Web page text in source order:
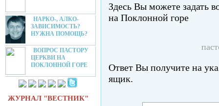
НАРКО-, АЛКО-
ЗАВИСИМОСТЬ?
НУЖНА ПОМОЩЬ?
ВОПРОС ПАСТОРУ
ЦЕРКВИ НА
ПОКЛОННОЙ ГОРЕ
ЖУРНАЛ "ВЕСТНИК"
Здесь Вы можете задать
на Поклонной горе
Ответ Вы получите на
ящик.